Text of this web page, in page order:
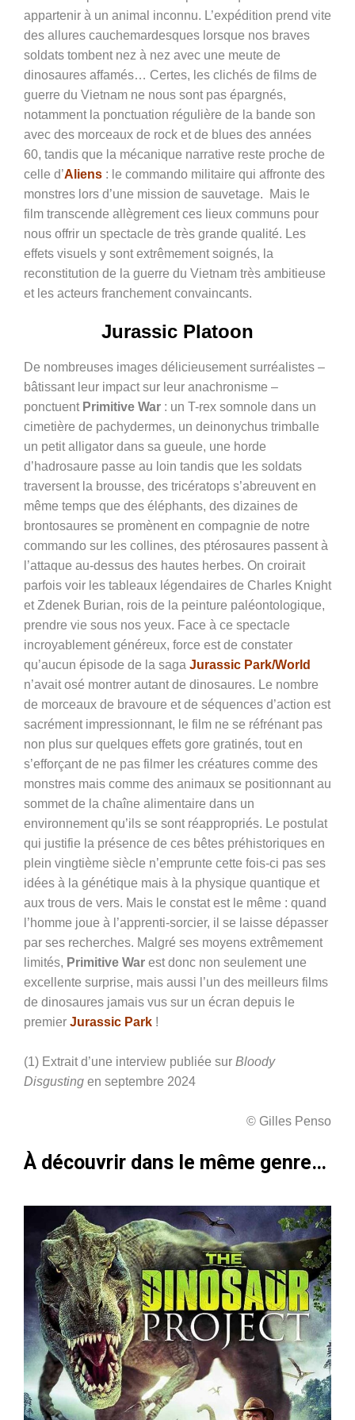
appartenir à un animal inconnu. L’expédition prend vite
des allures cauchemardesques lorsque nos braves
soldats tombent nez à nez avec une meute de
dinosaures affamés… Certes, les clichés de films de
guerre du Vietnam ne nous sont pas épargnés,
notamment la ponctuation régulière de la bande son
avec des morceaux de rock et de blues des années
60, tandis que la mécanique narrative reste proche de
celle d’Aliens : le commando militaire qui affronte des
monstres lors d’une mission de sauvetage. Mais le
film transcende allègrement ces lieux communs pour
nous offrir un spectacle de très grande qualité. Les
effets visuels y sont extrêmement soignés, la
reconstitution de la guerre du Vietnam très ambitieuse
et les acteurs franchement convaincants.
Jurassic Platoon
De nombreuses images délicieusement surréalistes –
bâtissant leur impact sur leur anachronisme –
ponctuent Primitive War : un T-rex somnole dans un
cimetière de pachydermes, un deinonychus trimballe
un petit alligator dans sa gueule, une horde
d’hadrosaure passe au loin tandis que les soldats
traversent la brousse, des tricératops s’abreuvent en
même temps que des éléphants, des dizaines de
brontosaures se promènent en compagnie de notre
commando sur les collines, des ptérosaures passent à
l’attaque au-dessus des hautes herbes. On croirait
parfois voir les tableaux légendaires de Charles Knight
et Zdenek Burian, rois de la peinture paléontologique,
prendre vie sous nos yeux. Face à ce spectacle
incroyablement généreux, force est de constater
qu’aucun épisode de la saga Jurassic Park/World
n’avait osé montrer autant de dinosaures. Le nombre
de morceaux de bravoure et de séquences d’action est
sacrément impressionnant, le film ne se réfrénant pas
non plus sur quelques effets gore gratinés, tout en
s’efforçant de ne pas filmer les créatures comme des
monstres mais comme des animaux se positionnant au
sommet de la chaîne alimentaire dans un
environnement qu’ils se sont réappropriés. Le postulat
qui justifie la présence de ces bêtes préhistoriques en
plein vingtième siècle n’emprunte cette fois-ci pas ses
idées à la génétique mais à la physique quantique et
aux trous de vers. Mais le constat est le même : quand
l’homme joue à l’apprenti-sorcier, il se laisse dépasser
par ses recherches. Malgré ses moyens extrêmement
limités, Primitive War est donc non seulement une
excellente surprise, mais aussi l’un des meilleurs films
de dinosaures jamais vus sur un écran depuis le
premier Jurassic Park !
(1) Extrait d’une interview publiée sur Bloody
Disgusting en septembre 2024
© Gilles Penso
À découvrir dans le même genre…